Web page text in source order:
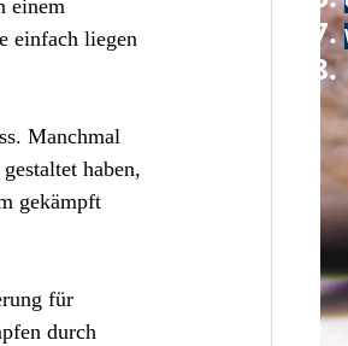
einem
einfach liegen
Manchmal
haben,
gekämpft
für
durch